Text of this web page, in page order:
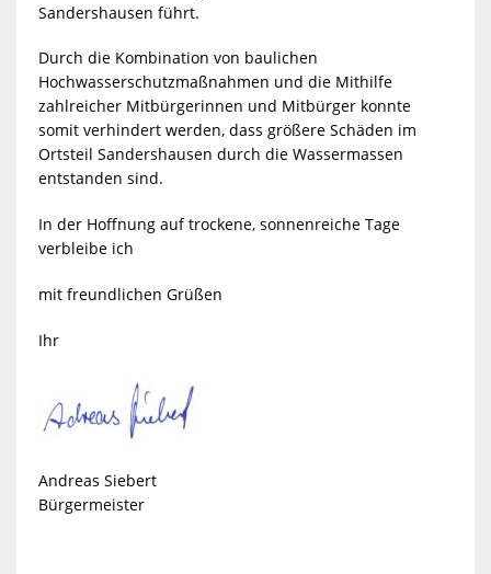
Sandershausen führt.
Durch die Kombination von baulichen
Hochwasserschutzmaßnahmen und die Mithilfe
zahlreicher Mitbürgerinnen und Mitbürger konnte
somit verhindert werden, dass größere Schäden im
Ortsteil Sandershausen durch die Wassermassen
entstanden sind.
In der Hoffnung auf trockene, sonnenreiche Tage
verbleibe ich
mit freundlichen Grüßen
Ihr
Andreas Siebert
Bürgermeister